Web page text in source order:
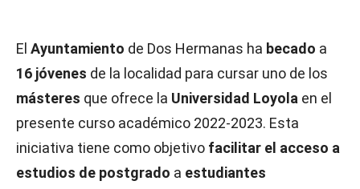
El Ayuntamiento de Dos Hermanas ha becado a
16 jóvenes de la localidad para cursar uno de los
másteres que ofrece la Universidad Loyola en el
presente curso académico 2022-2023. Esta
iniciativa tiene como objetivo facilitar el acceso a
estudios de postgrado a estudiantes